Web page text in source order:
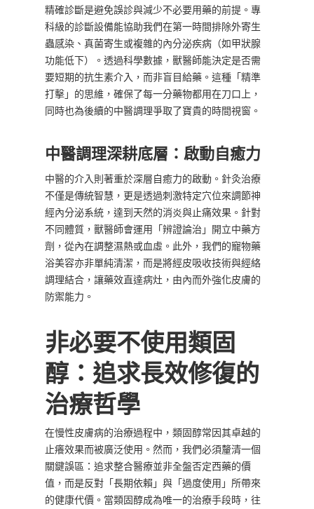
精確診斷是避免誤診與減少不必要用藥的前提。專
科級的診斷設備能協助我們在第一時間排除外寄生
蟲感染、真菌寄生或複雜的內分泌疾病（如甲狀腺
功能低下）。透過科學數據，獸醫師能決定是否需
要短期的抗生素介入，而非盲目給藥。這種「精準
打擊」的思維，確保了每一分藥物都用在刀口上，
同時也為後續的中醫調理爭取了寶貴的時間視窗。
中醫調理深耕底層：啟動自癒力
中醫的介入則著重於深層自癒力的啟動。針灸治療
不僅是傳統智慧，更是透過刺激特定穴位來調節神
經內分泌系統，達到天然的消炎與止痛效果。針對
不同體質，獸醫師會運用「辨證論治」開立中藥方
劑，從內在調整濕熱或血虛。此外，我們的寵物藥
浴美容亦非單純清潔，而是將經皮吸收技術與經絡
調理結合，讓藥效直達病灶，由內而外強化皮膚的
防禦能力。
非必要不使用類固
醇：追求長效修復的
治療哲學
在慢性皮膚病的治療過程中，類固醇常因其卓越的
止癢效果而被廣泛使用。然而，我們必須釐清一個
關鍵誤區：追求整合醫療並非全盤否定西藥的價
值，而是反對「長期依賴」與「過度使用」所帶來
的健康代價。當類固醇成為唯一的治療手段時，往